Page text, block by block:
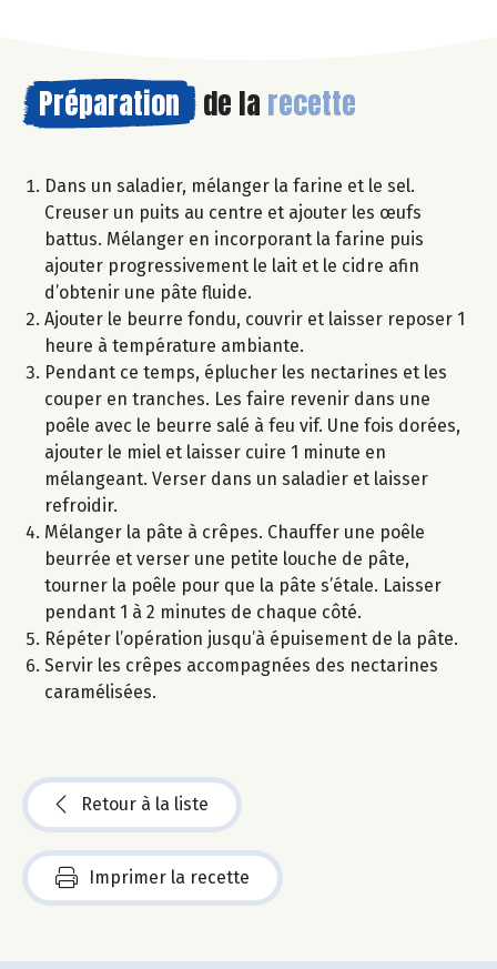
Préparation de la recette
Dans un saladier, mélanger la farine et le sel.
Creuser un puits au centre et ajouter les œufs
battus. Mélanger en incorporant la farine puis
ajouter progressivement le lait et le cidre afin
d’obtenir une pâte fluide.
Ajouter le beurre fondu, couvrir et laisser reposer 1
heure à température ambiante.
Pendant ce temps, éplucher les nectarines et les
couper en tranches. Les faire revenir dans une
poêle avec le beurre salé à feu vif. Une fois dorées,
ajouter le miel et laisser cuire 1 minute en
mélangeant. Verser dans un saladier et laisser
refroidir.
Mélanger la pâte à crêpes. Chauffer une poêle
beurrée et verser une petite louche de pâte,
tourner la poêle pour que la pâte s’étale. Laisser
pendant 1 à 2 minutes de chaque côté.
Répéter l’opération jusqu’à épuisement de la pâte.
Servir les crêpes accompagnées des nectarines
caramélisées.
Retour à la liste
Imprimer la recette